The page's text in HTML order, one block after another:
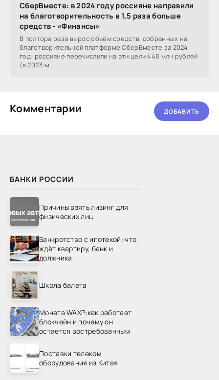
БАНКИ РОССИИ
Причины взять лизинг для
физических лиц
Банкротство с ипотекой: что
ждёт квартиру, банк и
должника
Школа балета
Монета WAXP:как работает
блокчейн и почему он
остается востребованным
Поставки телеком
оборудования из Китая
СберВместе: в 2024 году россияне направили
на благотворительность в 1,5 раза больше
средств - «Финансы»
В полтора раза вырос объём средств, собранных на
благотворительной платформе СберВместе за 2024
год: россияне перечислили на эти цели 448 млн рублей
(в 2023-м...
Комментарии ДОБАВИТЬ